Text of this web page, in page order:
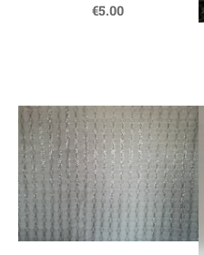
€5.00